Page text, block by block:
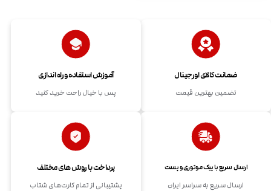
ضمانت کالای اورجینال
تضمین بهترین قیمت
آموزش استفاده و راه اندازی
پس با خیال راحت خرید کنید
ارسال سریع با پیک موتوری و پست
ارسال سریع به سراسر ایران
پرداخت با روش های مختلف
پشتیبانی از تمام کارت‌های شتاب